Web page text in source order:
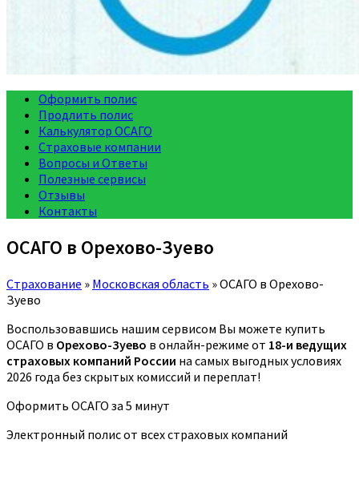
Оформить полис
Продлить полис
Калькулятор ОСАГО
Страховые компании
Вопросы и Ответы
Полезные сервисы
Отзывы
Контакты
ОСАГО в Орехово-Зуево
Страхование » Московская область »ОСАГО в Орехово-
Зуево
Воспользовавшись нашим сервисом Вы можете купить
ОСАГО в Орехово-Зуево в онлайн-режиме от 18-и ведущих
страховых компаний России на самых выгодных условиях
2026 года без скрытых комиссий и переплат!
Оформить ОСАГО за 5 минут
Электронный полис от всех страховых компаний